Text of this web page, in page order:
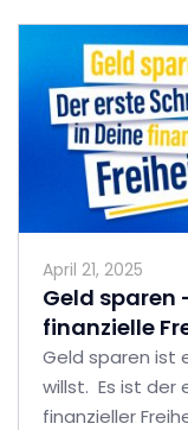
April 21, 2025
Geld sparen
finanzielle
Geld sparen ist
willst. Es ist der
finanzieller